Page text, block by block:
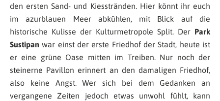
den ersten Sand- und Kiesstränden. Hier könnt ihr euch
im azurblauen Meer abkühlen, mit Blick auf die
historische Kulisse der Kulturmetropole Split. Der Park
Sustipan war einst der erste Friedhof der Stadt, heute ist
er eine grüne Oase mitten im Treiben. Nur noch der
steinerne Pavillon erinnert an den damaligen Friedhof,
also keine Angst. Wer sich bei dem Gedanken an
vergangene Zeiten jedoch etwas unwohl fühlt, kann